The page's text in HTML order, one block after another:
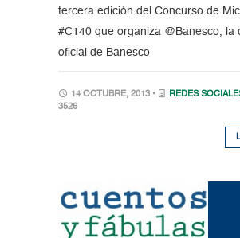
tercera edición del Concurso de
#C140 que organiza @Banesco, la
oficial de Banesco
14 OCTUBRE, 2013 • REDES
3526